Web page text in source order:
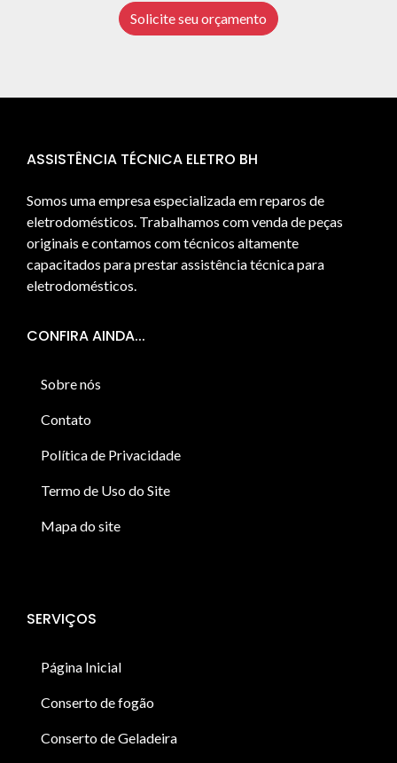
Solicite seu orçamento
ASSISTÊNCIA TÉCNICA ELETRO BH
Somos uma empresa especializada em reparos de
eletrodomésticos. Trabalhamos com venda de peças
originais e contamos com técnicos altamente
capacitados para prestar assistência técnica para
eletrodomésticos.
CONFIRA AINDA...
Sobre nós
Contato
Política de Privacidade
Termo de Uso do Site
Mapa do site
SERVIÇOS
Página Inicial
Conserto de fogão
Conserto de Geladeira